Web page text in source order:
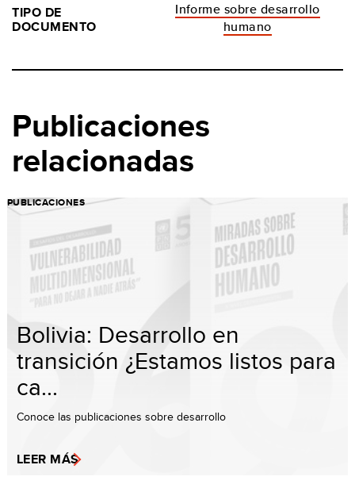
TIPO DE
DOCUMENTO
Informe sobre desarrollo
humano
Publicaciones
relacionadas
PUBLICACIONES
Bolivia: Desarrollo en
transición ¿Estamos listos para
ca...
Conoce las publicaciones sobre desarrollo
LEER MÁS